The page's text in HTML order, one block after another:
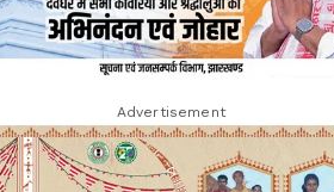
Advertisement